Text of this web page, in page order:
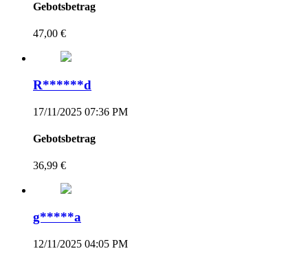
Gebotsbetrag
47,00 €
R******d
17/11/2025 07:36 PM
Gebotsbetrag
36,99 €
g*****a
12/11/2025 04:05 PM